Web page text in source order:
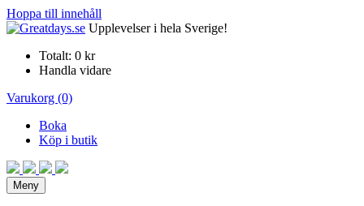
Hoppa till innehåll
Upplevelser i hela Sverige!
Totalt: 0 kr
Handla vidare
Varukorg (0)
Boka
Köp i butik
Meny